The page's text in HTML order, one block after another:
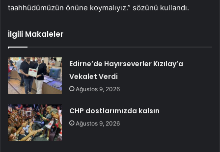
taahhüdümüzün önüne koymalıyız.” sözünü kullandı.
İlgili Makaleler
Edirne’de Hayırseverler Kızılay’a
Vekalet Verdi
Ağustos 9, 2026
CHP dostlarımızda kalsın
Ağustos 9, 2026